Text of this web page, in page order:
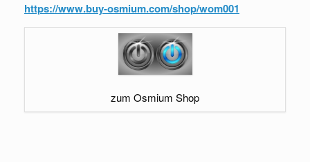
https://www.buy-osmium.com/shop/wom001
zum Osmium Shop